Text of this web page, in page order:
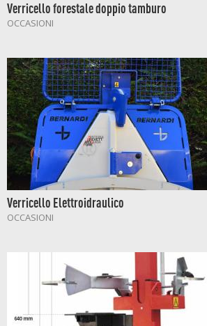
Verricello forestale doppio tamburo
OCCASIONI
Verricello Elettroidraulico
OCCASIONI